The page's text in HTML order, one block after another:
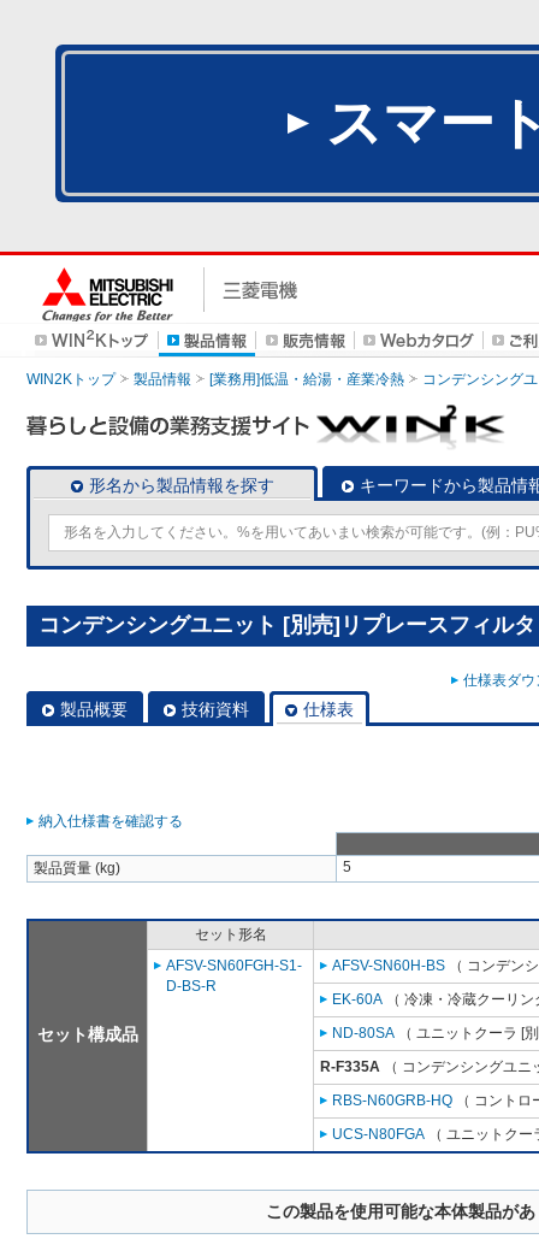
スマー
WIN2Kトップ 製品情報 [業務用]低温・給湯・産業冷熱 コンデンシング
形名から製品情報を探す キーワードから製品情
コンデンシングユニット [別売]リプレースフィル
仕様表ダ
製品概要 技術資料 仕様表
納入仕様書を確認する
製品質量 (kg) 5
セット構成品
セット形名
AFSV-SN60FGH-S1-
D-BS-R
AFSV-SN60H-BS （ コンデン
EK-60A （ 冷凍・冷蔵クーリ
ND-80SA （ ユニットクーラ [
R-F335A （ コンデンシングユ
RBS-N60GRB-HQ （ コント
UCS-N80FGA （ ユニットク
この製品を使用可能な本体製品が